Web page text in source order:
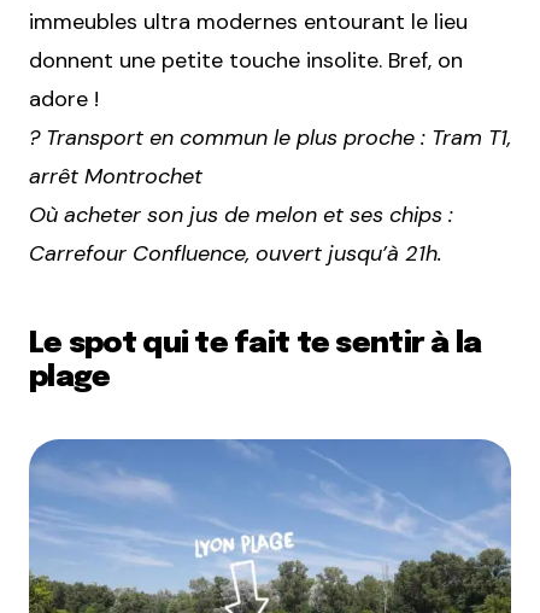
immeubles ultra modernes entourant le lieu
donnent une petite touche insolite. Bref, on
adore !
? Transport en commun le plus proche : Tram T1,
arrêt Montrochet
Où acheter son jus de melon et ses chips :
Carrefour Confluence, ouvert jusqu’à 21h.
Le spot qui te fait te sentir à la
plage